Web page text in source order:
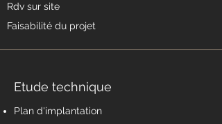
Rdv sur site
Faisabilité du projet
Etude technique
Plan d'implantation